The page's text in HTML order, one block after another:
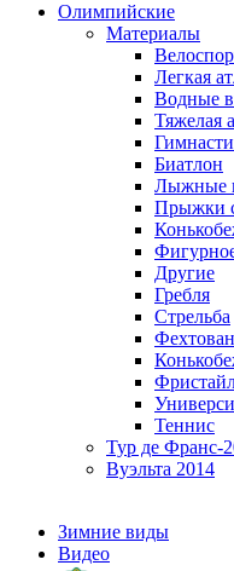
Олимпийские
Материалы
Легкая
Водные
Тяжелая
Биатлон
Лыжные
Прыжки
Другие
Гребля
Стрельба
Теннис
Тур де Франс-
Вуэльта 2014
Зимние виды
Видео